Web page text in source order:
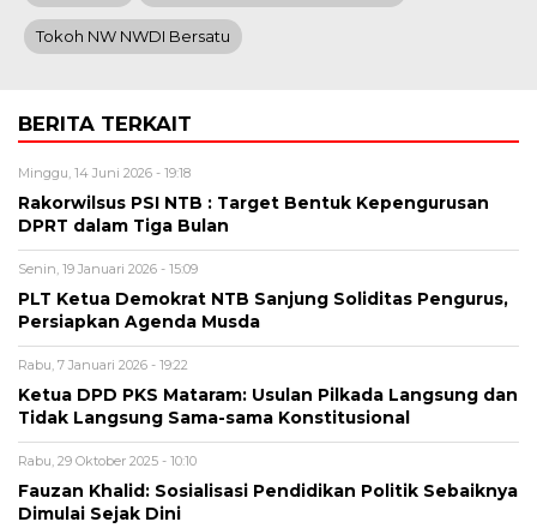
Tokoh NW NWDI Bersatu
BERITA TERKAIT
Minggu, 14 Juni 2026 - 19:18
Rakorwilsus PSI NTB : Target Bentuk Kepengurusan
DPRT dalam Tiga Bulan
Senin, 19 Januari 2026 - 15:09
PLT Ketua Demokrat NTB Sanjung Soliditas Pengurus,
Persiapkan Agenda Musda
Rabu, 7 Januari 2026 - 19:22
Ketua DPD PKS Mataram: Usulan Pilkada Langsung dan
Tidak Langsung Sama-sama Konstitusional
Rabu, 29 Oktober 2025 - 10:10
Fauzan Khalid: Sosialisasi Pendidikan Politik Sebaiknya
Dimulai Sejak Dini